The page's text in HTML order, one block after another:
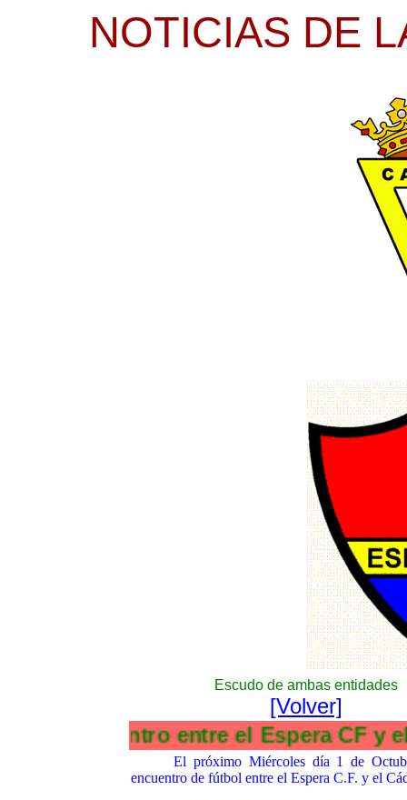
NOTICIAS DE
Escudo de ambas entidades
[Volver]
Encuentro entre el Espera
El próximo Miércoles día 1 de
encuentro de fútbol entre el Espera C.F. y el